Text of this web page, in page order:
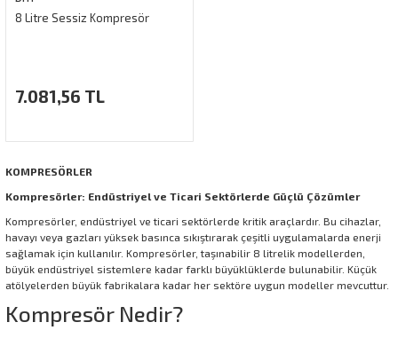
8 Litre Sessiz Kompresör
7.081,56 TL
KOMPRESÖRLER
Kompresörler: Endüstriyel ve Ticari Sektörlerde Güçlü Çözümler
Kompresörler, endüstriyel ve ticari sektörlerde kritik araçlardır. Bu cihazlar,
havayı veya gazları yüksek basınca sıkıştırarak çeşitli uygulamalarda enerji
sağlamak için kullanılır. Kompresörler, taşınabilir 8 litrelik modellerden,
büyük endüstriyel sistemlere kadar farklı büyüklüklerde bulunabilir. Küçük
atölyelerden büyük fabrikalara kadar her sektöre uygun modeller mevcuttur.
Kompresör Nedir?